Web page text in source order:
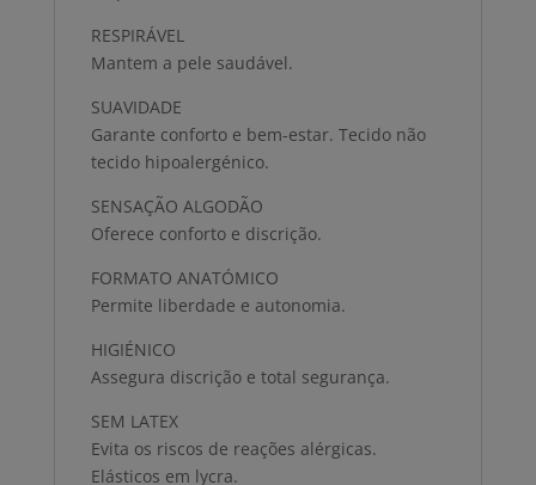
RESPIRÁVEL
Mantem a pele saudável.
SUAVIDADE
Garante conforto e bem-estar. Tecido não
tecido hipoalergénico.
SENSAÇÃO ALGODÃO
Oferece conforto e discrição.
FORMATO ANATÓMICO
Permite liberdade e autonomia.
HIGIÉNICO
Assegura discrição e total segurança.
SEM LATEX
Evita os riscos de reações alérgicas.
Elásticos em lycra.